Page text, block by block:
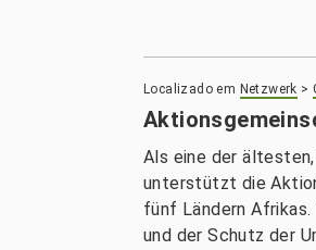
Localizado em Netzwerk >
Als eine der
unterstützt die
fünf Ländern
und der Schutz der